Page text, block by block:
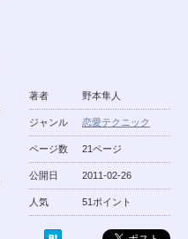
著者 野本隼人
ジャンル 恋愛テクニック
ページ数 21ページ
公開日 2011-02-26
人気 51ポイント